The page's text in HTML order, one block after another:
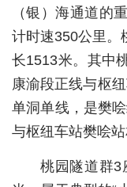
环球
专题
极客圈
经济
（银）海通道的
计时速350公里。
长1513米。其中
康渝段正线与枢
单洞单线，是樊
与枢纽车站樊哙站
桃园隧道群3